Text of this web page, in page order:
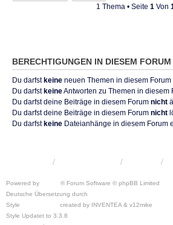
1 Thema • Seite 1 Von
BERECHTIGUNGEN IN DIESEM FORUM
Du darfstkeine neuen Themen in diesem
Du darfstkeineAntworten zu Themen in diesem
Du darfst deine Beiträge in diesem Forum nicht
Du darfst deine Beiträge in diesem Forum nicht
Du darfstkeine Dateianhänge in diesem Forum
Powered by
® Forum Software © phpBB Limited
Deutsche Übersetzung durch
Style
created by INVENTEA & v12mike
Style Updatet to 3.3.8